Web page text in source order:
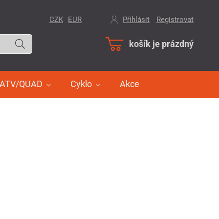
košík je prázdný
ATV/QUAD Cyklo Akce
CZK EUR Přihlásit Registrovat